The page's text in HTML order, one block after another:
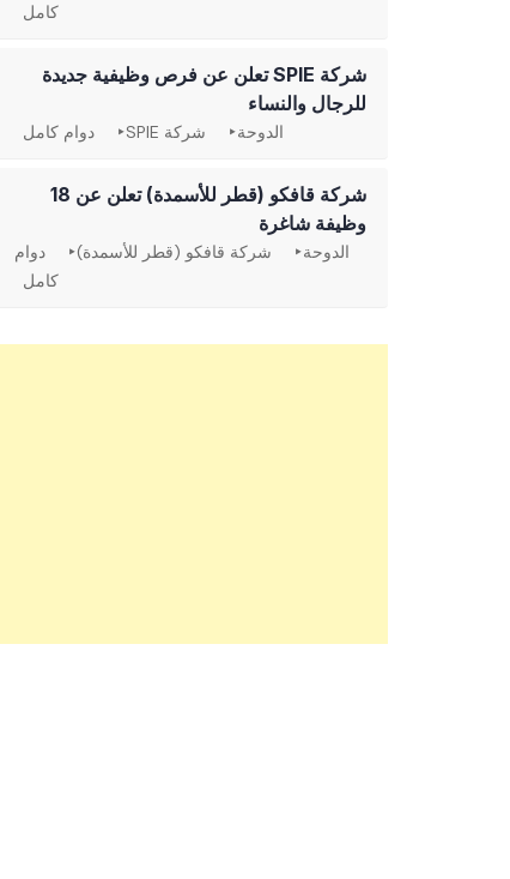
كامل
شركة SPIE تعلن عن فرص وظيفية جديدة
للرجال والنساء
الدوحة شركة SPIE دوام كامل
شركة قافكو (قطر للأسمدة) تعلن عن 18
وظيفة شاغرة
الدوحة شركة قافكو (قطر للأسمدة)
دوام
كامل